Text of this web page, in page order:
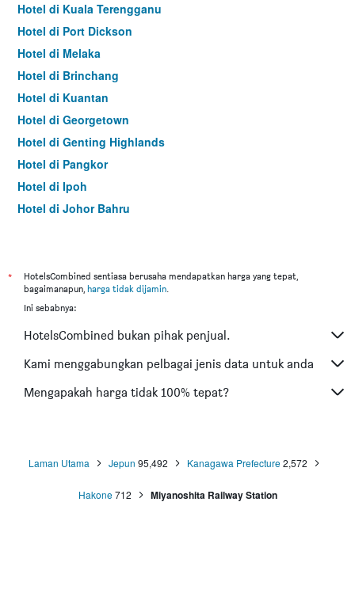
Hotel di Kuala Terengganu
Hotel di Port Dickson
Hotel di Melaka
Hotel di Brinchang
Hotel di Kuantan
Hotel di Georgetown
Hotel di Genting Highlands
Hotel di Pangkor
Hotel di Ipoh
Hotel di Johor Bahru
Hotel di Kuching
Hotel di Tokyo
Hotel di Bangkok
Hotel di Putrajaya
Hotel di Shah Alam
Hotel di Cherating
*
HotelsCombined sentiasa berusaha mendapatkan harga yang tepat,
bagaimanapun, harga tidak dijamin.
Ini sebabnya:
HotelsCombined bukan pihak penjual.
Kami menggabungkan pelbagai jenis data untuk anda
Mengapakah harga tidak 100% tepat?
Laman Utama Jepun 95,492 Kanagawa Prefecture2,572
Hakone 712 Miyanoshita Railway Station